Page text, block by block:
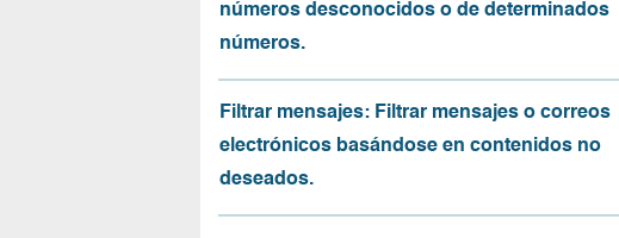
números desconocidos o de determinados
números.
Filtrar mensajes: Filtrar mensajes o correos
electrónicos basándose en contenidos no
deseados.